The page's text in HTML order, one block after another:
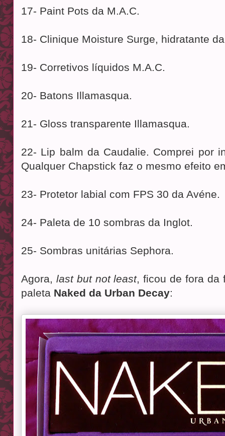
17- Paint Pots da M.A.C.
18- Clinique Moisture Surge, hidratante
19- Corretivos líquidos M.A.C.
20- Batons Illamasqua.
21- Gloss transparente Illamasqua.
22- Lip balm da Caudalie. Comprei por
Qualquer Chapstick faz o mesmo efeito
23- Protetor labial com FPS 30 da Avéne.
24- Paleta de 10 sombras da Inglot.
25- Sombras unitárias Sephora.
Agora, last but not least, ficou de fora da
paleta Naked da Urban Decay: